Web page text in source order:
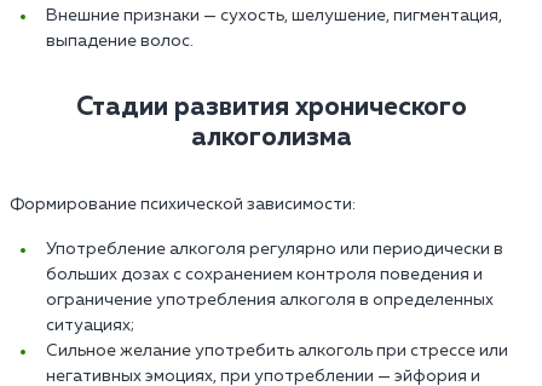
Внешние признаки — сухость, шелушение, пигментация,
выпадение волос.
Стадии развития хронического
алкоголизма
Формирование психической зависимости:
Употребление алкоголя регулярно или периодически в
больших дозах с сохранением контроля поведения и
ограничение употребления алкоголя в определенных
ситуациях;
Сильное желание употребить алкоголь при стрессе или
негативных эмоциях, при употреблении — эйфория и